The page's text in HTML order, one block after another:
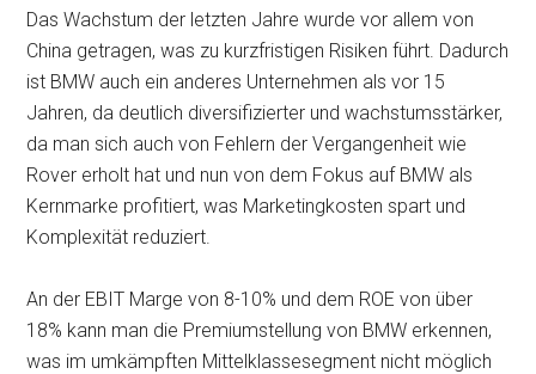
Das Wachstum der letzten Jahre wurde vor allem von
China getragen, was zu kurzfristigen Risiken führt. Dadurch
ist BMW auch ein anderes Unternehmen als vor 15
Jahren, da deutlich diversifizierter und wachstumsstärker,
da man sich auch von Fehlern der Vergangenheit wie
Rover erholt hat und nun von dem Fokus auf BMW als
Kernmarke profitiert, was Marketingkosten spart und
Komplexität reduziert.
An der EBIT Marge von 8-10% und dem ROE von über
18% kann man die Premiumstellung von BMW erkennen,
was im umkämpften Mittelklassesegment nicht möglich